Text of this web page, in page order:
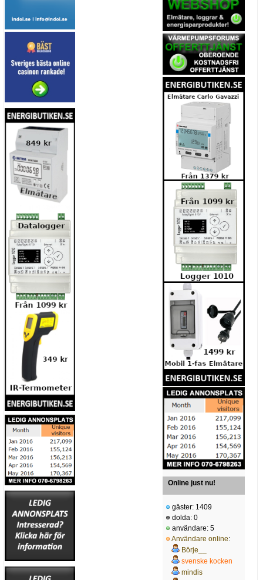
Online just nu!
gäster: 1409
dolda: 0
användare: 5
Användare online:
Börje__
svenske kocken
mindis